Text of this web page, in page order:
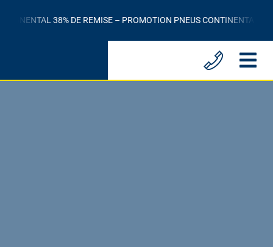
38% DE REMISE – PROMOTION PNEUS CONTINENTAL